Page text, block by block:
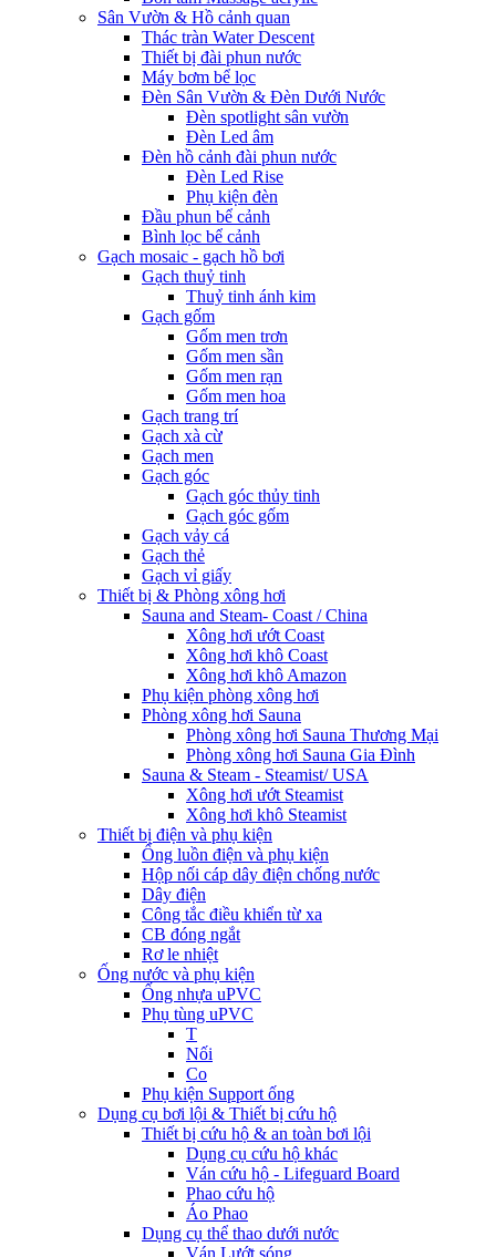
Sân Vườn & Hồ cảnh quan
Thác tràn Water Descent
Thiết bị đài phun nước
Máy bơm bể lọc
Đèn Sân Vườn & Đèn Dưới Nước
Đèn spotlight sân vườn
Đèn Led âm
Đèn hồ cảnh đài phun nước
Đèn Led Rise
Phụ kiện đèn
Đầu phun bể cảnh
Bình lọc bể cảnh
Gạch mosaic - gạch hồ bơi
Gạch thuỷ tinh
Thuỷ tinh ánh kim
Gạch gốm
Gốm men trơn
Gốm men sần
Gốm men rạn
Gốm men hoa
Gạch trang trí
Gạch xà cừ
Gạch men
Gạch góc
Gạch góc thủy tinh
Gạch góc gốm
Gạch vảy cá
Gạch thẻ
Gạch vỉ giấy
Thiết bị & Phòng xông hơi
Sauna and Steam- Coast / China
Xông hơi ướt Coast
Xông hơi khô Coast
Xông hơi khô Amazon
Phụ kiện phòng xông hơi
Phòng xông hơi Sauna
Phòng xông hơi Sauna Thương Mại
Phòng xông hơi Sauna Gia Đình
Sauna & Steam - Steamist/ USA
Xông hơi ướt Steamist
Xông hơi khô Steamist
Thiết bị điện và phụ kiện
Ống luồn điện và phụ kiện
Hộp nối cáp dây điện chống nước
Dây điện
Công tắc điều khiển từ xa
CB đóng ngắt
Rơ le nhiệt
Ống nước và phụ kiện
Ống nhựa uPVC
Phụ tùng uPVC
T
Nối
Co
Phụ kiện Support ống
Dụng cụ bơi lội & Thiết bị cứu hộ
Thiết bị cứu hộ & an toàn bơi lội
Dụng cụ cứu hộ khác
Ván cứu hộ - Lifeguard Board
Phao cứu hộ
Áo Phao
Dụng cụ thể thao dưới nước
Ván Lướt sóng